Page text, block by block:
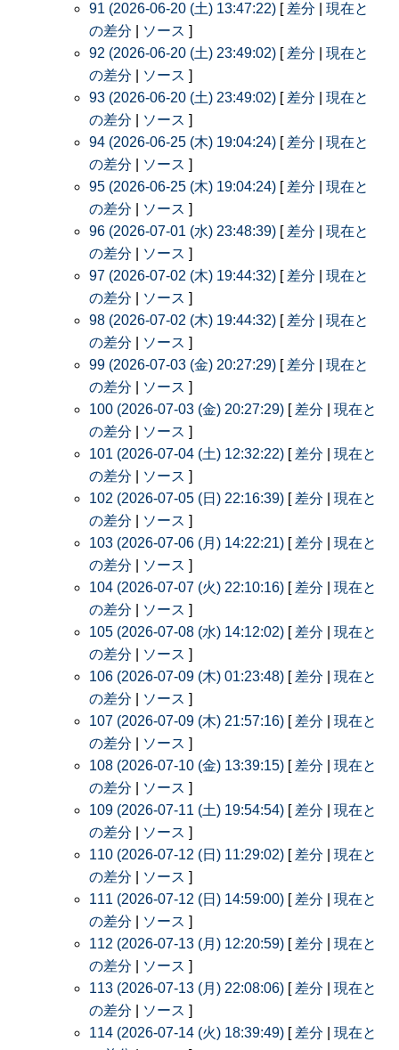
91 (2026-06-20 (土) 13:47:22) [ 差分
現在と
の差分
ソース ]
92 (2026-06-20 (土) 23:49:02) [ 差分
現在と
の差分
ソース ]
93 (2026-06-20 (土) 23:49:02) [ 差分
現在と
の差分
ソース ]
94 (2026-06-25 (木) 19:04:24) [ 差分
現在と
の差分
ソース ]
95 (2026-06-25 (木) 19:04:24) [ 差分
現在と
の差分
ソース ]
96 (2026-07-01 (水) 23:48:39) [ 差分
現在と
の差分
ソース ]
97 (2026-07-02 (木) 19:44:32) [ 差分
現在と
の差分
ソース ]
98 (2026-07-02 (木) 19:44:32) [ 差分
現在と
の差分
ソース ]
99 (2026-07-03 (金) 20:27:29) [ 差分
現在と
の差分
ソース ]
100 (2026-07-03 (金) 20:27:29) [ 差分
現在と
の差分
ソース ]
101 (2026-07-04 (土) 12:32:22) [ 差分
現在と
の差分
ソース ]
102 (2026-07-05 (日) 22:16:39) [ 差分
現在と
の差分
ソース ]
103 (2026-07-06 (月) 14:22:21) [ 差分
現在と
の差分
ソース ]
104 (2026-07-07 (火) 22:10:16) [ 差分
現在と
の差分
ソース ]
105 (2026-07-08 (水) 14:12:02) [ 差分
現在と
の差分
ソース ]
106 (2026-07-09 (木) 01:23:48) [ 差分
現在と
の差分
ソース ]
107 (2026-07-09 (木) 21:57:16) [ 差分
現在と
の差分
ソース ]
108 (2026-07-10 (金) 13:39:15) [ 差分
現在と
の差分
ソース ]
109 (2026-07-11 (土) 19:54:54) [ 差分
現在と
の差分
ソース ]
110 (2026-07-12 (日) 11:29:02) [ 差分
現在と
の差分
ソース ]
111 (2026-07-12 (日) 14:59:00) [ 差分
現在と
の差分
ソース ]
112 (2026-07-13 (月) 12:20:59) [ 差分
現在と
の差分
ソース ]
113 (2026-07-13 (月) 22:08:06) [ 差分
現在と
の差分
ソース ]
114 (2026-07-14 (火) 18:39:49) [ 差分
現在と